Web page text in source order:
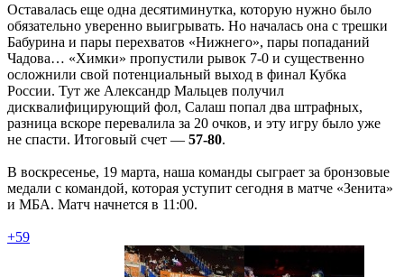
Оставалась еще одна десятиминутка, которую нужно было
обязательно уверенно выигрывать. Но началась она с трешки
Бабурина и пары перехватов «Нижнего», пары попаданий
Чадова… «Химки» пропустили рывок 7-0 и существенно
осложнили свой потенциальный выход в финал Кубка
России. Тут же Александр Мальцев получил
дисквалифицирующий фол, Салаш попал два штрафных,
разница вскоре перевалила за 20 очков, и эту игру было уже
не спасти. Итоговый счет — 57-80.
В воскресенье, 19 марта, наша команды сыграет за бронзовые
медали с командой, которая уступит сегодня в матче «Зенита»
и МБА. Матч начнется в 11:00.
+59